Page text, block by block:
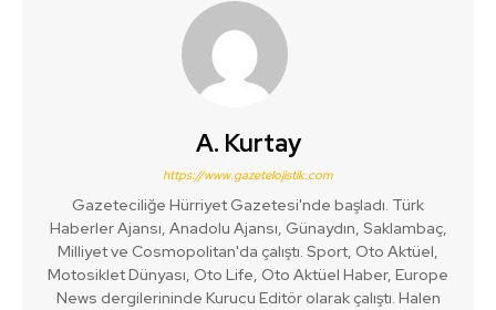
A. Kurtay
https://www.gazetelojistik.com
Gazeteciliğe Hürriyet Gazetesi'nde başladı. Türk
Haberler Ajansı, Anadolu Ajansı, Günaydın, Saklambaç,
Milliyet ve Cosmopolitan'da çalıştı. Sport, Oto Aktüel,
Motosiklet Dünyası, Oto Life, Oto Aktüel Haber, Europe
News dergilerininde Kurucu Editör olarak çalıştı. Halen